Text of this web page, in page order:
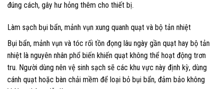
đúng cách, gây hư hỏng thêm cho thiết bị.
Làm sạch bụi bẩn, mảnh vụn xung quanh quạt và bộ tản nhiệt
Bụi bẩn, mảnh vụn và tóc rối tồn đọng lâu ngày gần quạt hay bộ tản
nhiệt là nguyên nhân phổ biến khiến quạt không thể hoạt động trơn
tru. Người dùng nên vệ sinh sạch sẽ các khu vực này định kỳ, dùng
cánh quạt hoặc bàn chải mềm để loại bỏ bụi bẩn, đảm bảo không